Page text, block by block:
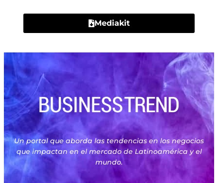
Mediakit
Un portal que aborda las tendencias en los negocios
que impactan en el mercado de Latinoamérica y el
mundo.